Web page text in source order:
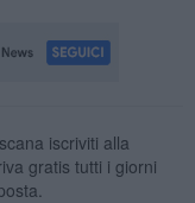
iscriviti alla
gratis tutti i giorni